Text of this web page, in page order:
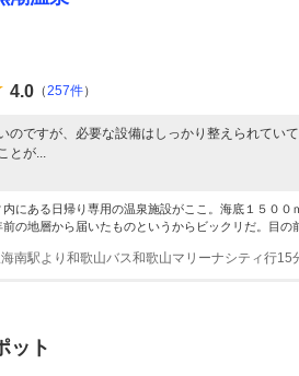
4.0 （257件）
のですが、必要な設備はしっかり整えられてい
とが...
にある日帰り専用の温泉施設がここ。海底１５００
の地層から届いたものというからビックリだ。目の
ット